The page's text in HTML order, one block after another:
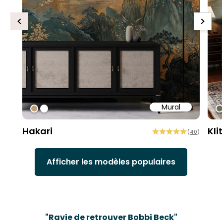
Mural
#bd9e7a
#ffffff
Hakari (40)
Previous Next
Afficher les modèles populaires
Les meilleurs papiers de qualité